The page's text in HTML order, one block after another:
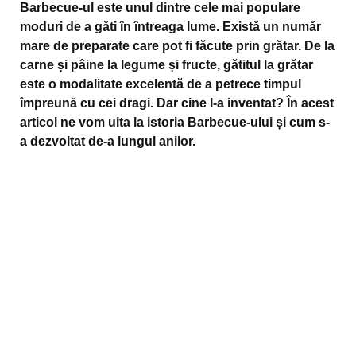
Barbecue-ul este unul dintre cele mai populare
moduri de a găti în întreaga lume. Există un număr
mare de preparate care pot fi făcute prin grătar. De la
carne și pâine la legume și fructe, gătitul la grătar
este o modalitate excelentă de a petrece timpul
împreună cu cei dragi. Dar cine l-a inventat? În acest
articol ne vom uita la istoria Barbecue-ului și cum s-
a dezvoltat de-a lungul anilor.